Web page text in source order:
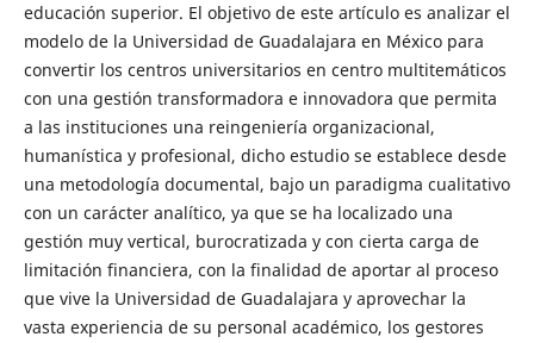
educación superior. El objetivo de este artículo es analizar el
modelo de la Universidad de Guadalajara en México para
convertir los centros universitarios en centro multitemáticos
con una gestión transformadora e innovadora que permita
a las instituciones una reingeniería organizacional,
humanística y profesional, dicho estudio se establece desde
una metodología documental, bajo un paradigma cualitativo
con un carácter analítico, ya que se ha localizado una
gestión muy vertical, burocratizada y con cierta carga de
limitación financiera, con la finalidad de aportar al proceso
que vive la Universidad de Guadalajara y aprovechar la
vasta experiencia de su personal académico, los gestores